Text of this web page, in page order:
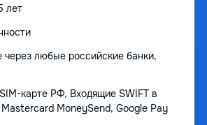
лет
через любые российские банки,
карте РФ, Входящие SWIFT в
Mastercard MoneySend, Google Pay